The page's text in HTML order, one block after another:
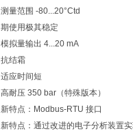
测量范围 -80...20°Ctd
期使用极其稳定
模拟量输出 4...20 mA
抗结霜
适应时间短
高耐压 350 bar（特殊版本）
新特点：Modbus-RTU 接口
新特点：通过改进的电子分析装置